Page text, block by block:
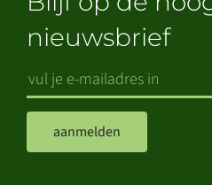
nieuwsbrief
aanmelden